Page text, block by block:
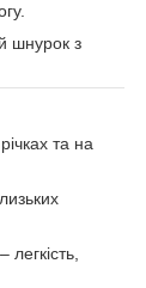
шнурок з
та на
легкість,